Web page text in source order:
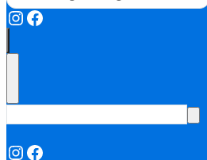
Instagram
Facebook
Instagram
Facebook